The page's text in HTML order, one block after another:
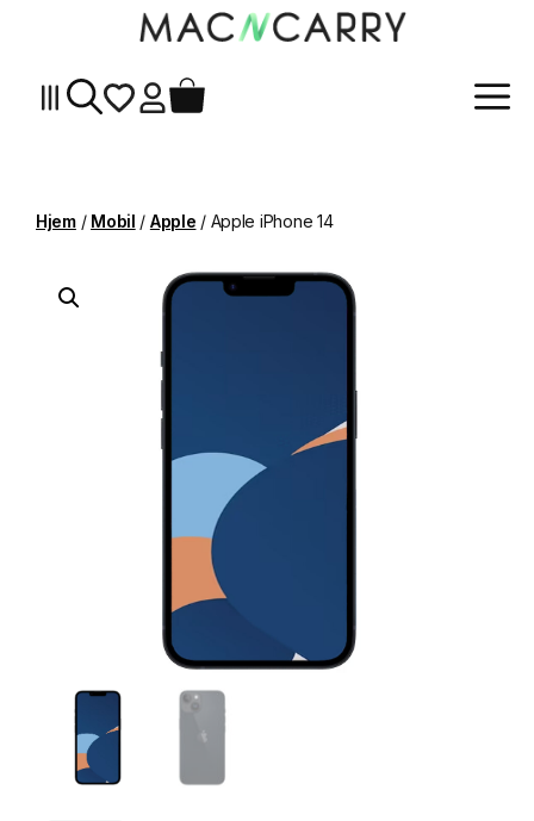
Hjem/ Mobil / Apple / Apple iPhone 14